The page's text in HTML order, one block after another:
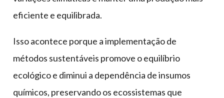
eficiente e equilibrada.
Isso acontece porque a implementação de
métodos sustentáveis promove o equilíbrio
ecológico e diminui a dependência de insumos
químicos, preservando os ecossistemas que